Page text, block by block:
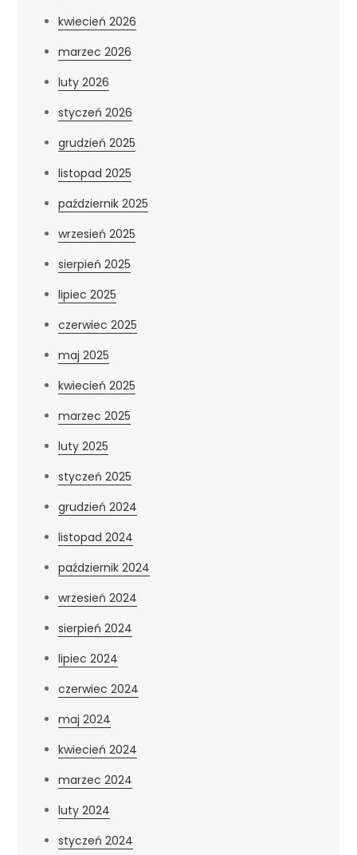
kwiecień 2026
marzec 2026
luty 2026
styczeń 2026
grudzień 2025
listopad 2025
październik 2025
wrzesień 2025
sierpień 2025
lipiec 2025
czerwiec 2025
maj 2025
kwiecień 2025
marzec 2025
luty 2025
styczeń 2025
grudzień 2024
listopad 2024
październik 2024
wrzesień 2024
sierpień 2024
lipiec 2024
czerwiec 2024
maj 2024
kwiecień 2024
marzec 2024
luty 2024
styczeń 2024